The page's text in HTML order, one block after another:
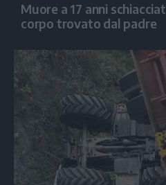
Muore a 17 anni
corpo trovato dal padre